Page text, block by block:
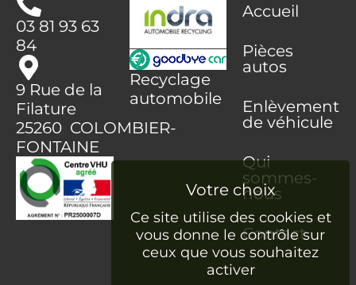
03 81 93 63
84
9 Rue de la
Filature
25260 COLOMBIER-
FONTAINE
Recyclage
automobile
Accueil
Pièces
autos
Enlèvement
de véhicule
Qui
sommes-
nous
Contact
Ce site utilise des cookies et
vous donne le contrôle sur
ceux que vous souhaitez
activer